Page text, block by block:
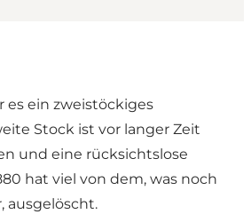
es ein zweistöckiges
Stock ist vor langer Zeit
und eine rücksichtslose
hat viel von dem, was noch
ausgelöscht.